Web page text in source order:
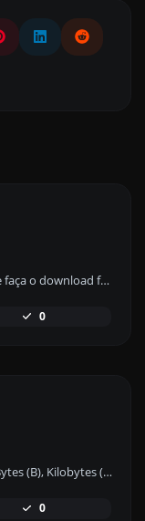
Crie sua própria assinatura personalizada e faça o download facilmente com nossa ferramenta geradora de assinaturas para assinaturas eletrônicas personalizadas.
0
Calcule o tamanho de qualquer texto em Bytes (B), Kilobytes (KB) ou Megabytes (MB) usando nossa ferramenta de cálculo de tamanho de texto.
0